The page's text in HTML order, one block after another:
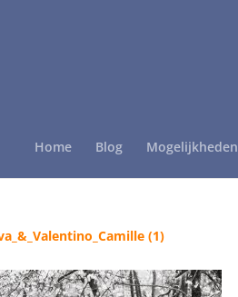
Home Blog Mogelijkheden
(1)